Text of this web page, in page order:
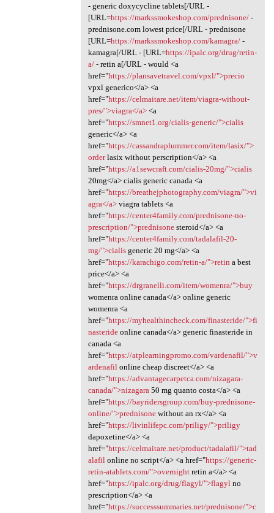
- generic doxycycline tablets[/URL -
[URL=https://markssmokeshop.com/prednisone/-
prednisone.com lowest price[/URL - prednisone
[URL=https://markssmokeshop.com/kamagra/-
kamagra[/URL - [URL=https://ipalc.org/drug/retin-
a/- retin a[/URL - would <a
href="https://plansavetravel.com/vpxl/">precio
vpxl generico</a> <a
href="https://celmaitare.net/item/viagra-without-
pres/">viagra</a><a
href="https://smnet1.org/cialis-generic/">cialis
generic</a> <a
href="https://cassandraplummer.com/item/lasix/">
orderlasix without perscription</a> <a
href="https://a1sewcraft.com/cialis-20mg/">cialis
20mg</a> cialis generic canada <a
href="https://breathejphotography.com/viagra/">vi
agra</a>viagra tablets <a
href="https://center4family.com/prednisone-no-
prescription/">prednisonesteroid</a> <a
href="https://center4family.com/tadalafil-20-
mg/">cialisgeneric 20 mg</a> <a
href="https://karachigo.com/retin-a/">retin a best
price</a> <a
href="https://drgranelli.com/item/womenra/">buy
womenra online canada</a> online generic
womenra <a
href="https://myhealthincheck.com/finasteride/">fi
nasterideonline canada</a> generic finasteride in
canada <a
href="https://atplearningpromo.com/vardenafil/">v
ardenafilonline cheap discreet</a> <a
href="https://advantagecarpetca.com/nizagara-
canada/">nizagara50 mg quanto costa</a> <a
href="https://bayridersgroup.com/buy-prednisone-
online/">prednisonewithout an rx</a> <a
href="https://livinlifepc.com/priligy/">priligy
dapoxetine</a> <a
href="https://celmaitare.net/product/tadalafil/">tad
alafilonline no script</a> <a href="https://generic-
retin-atablets.com/">overnightretin a</a> <a
href="https://ipalc.org/drug/flagyl/">flagylno
prescription</a> <a
href="https://successsummaries.net/prednisone/">c